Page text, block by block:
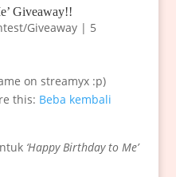
Giveaway!!
Giveaway| 5
on streamyx :p)
this: Beba kembali
‘Happy Birthday to Me’